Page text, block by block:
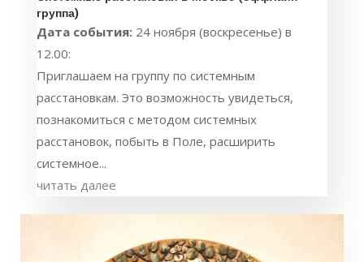
группа)
Дата события: 24 ноября (воскресенье) в
12.00:
Приглашаем на группу по системным
расстановкам. Это возможность увидеться,
познакомиться с методом системных
расстановок, побыть в Поле, расширить
системное...
читать далее